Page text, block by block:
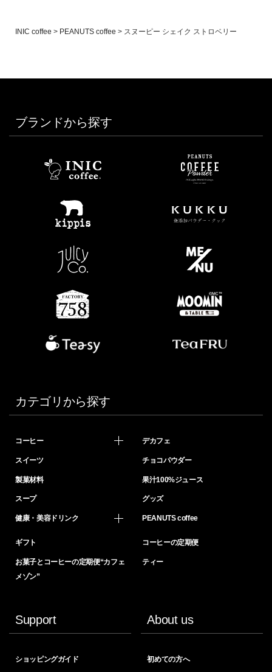
INIC coffee PEANUTS coffee スヌーピー シェイク ストロベリー
ブランドから探す
カテゴリから探す
コーヒー デカフェ
スイーツ チョコパウダー
製菓材料 果汁100%ジュース
スープ グッズ
健康・美容ドリンク PEANUTS coffee
ギフト コーヒーの定期便
お菓子とコーヒーの定期便“カフェ
メゾン”
ティー
Support
ショッピングガイド
About us
初めての方へ